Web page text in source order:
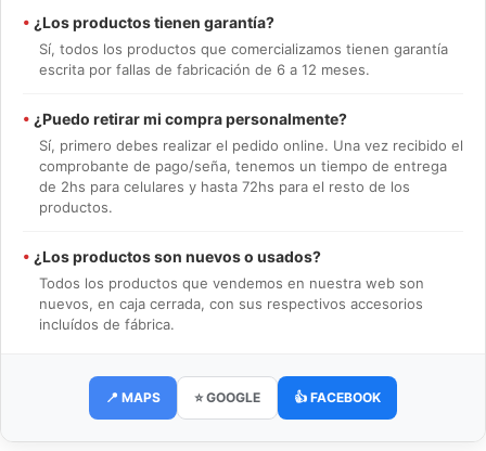
• ¿Los productos tienen garantía?
Sí, todos los productos que comercializamos tienen garantía
escrita por fallas de fabricación de 6 a 12 meses.
• ¿Puedo retirar mi compra personalmente?
Sí, primero debes realizar el pedido online. Una vez recibido el
comprobante de pago/seña, tenemos un tiempo de entrega
de 2hs para celulares y hasta 72hs para el resto de los
productos.
• ¿Los productos son nuevos o usados?
Todos los productos que vendemos en nuestra web son
nuevos, en caja cerrada, con sus respectivos accesorios
incluídos de fábrica.
📍 MAPS ⭐ GOOGLE 👍 FACEBOOK